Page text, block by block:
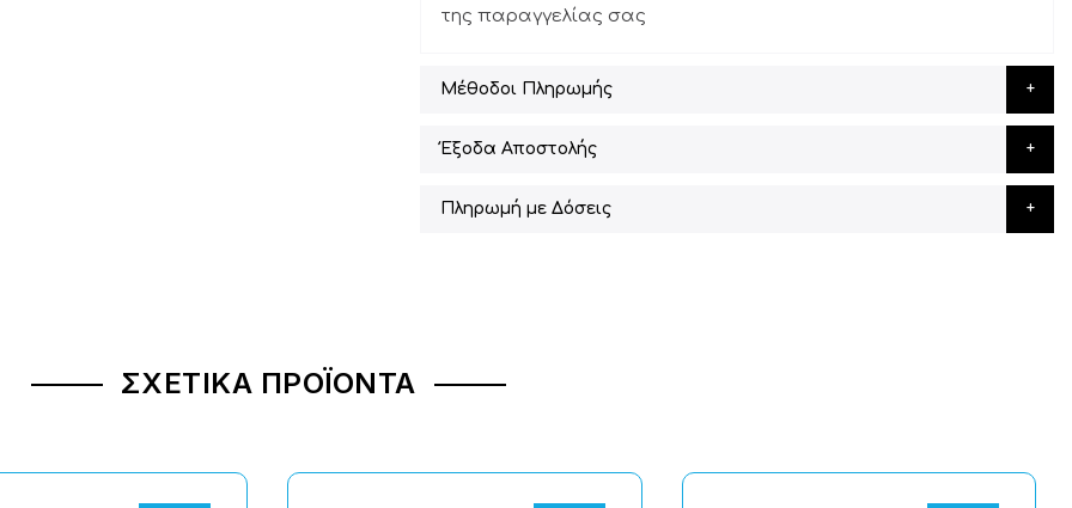
της παραγγελίας σας
Μέθοδοι Πληρωμής
Έξοδα Αποστολής
Πληρωμή με Δόσεις
ΣΧΕΤΙΚΆ ΠΡΟΪΌΝΤΑ